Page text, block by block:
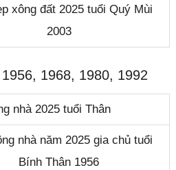
xông đất 2025 tuổi Quý Mùi
2003
1968, 1980, 1992
nhà 2025 tuổi Thân
nhà năm 2025 gia chủ tuổi
Bính Thân 1956